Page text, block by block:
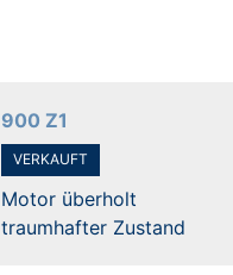
900 Z1
VERKAUFT
Motor überholt
traumhafter Zustand